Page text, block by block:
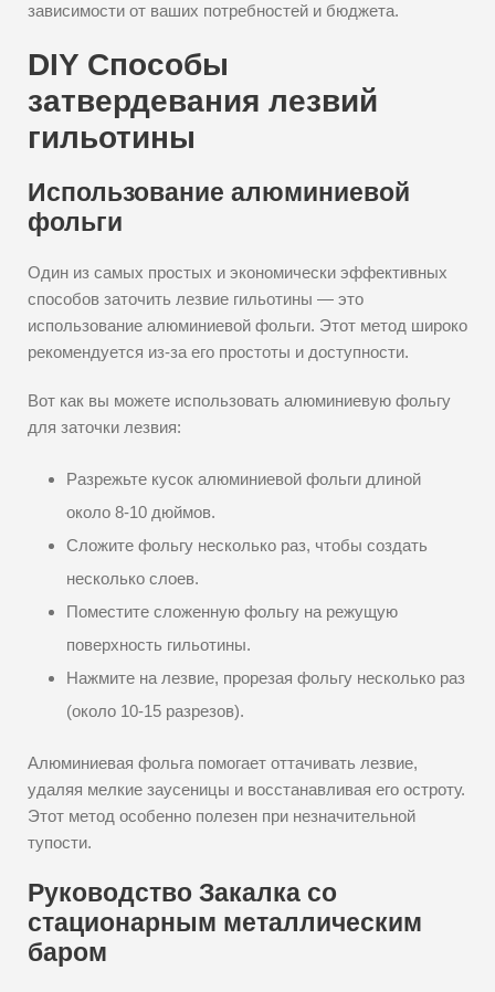
зависимости от ваших потребностей и бюджета.
DIY Способы
затвердевания лезвий
гильотины
Использование алюминиевой
фольги
Один из самых простых и экономически эффективных
способов заточить лезвие гильотины — это
использование алюминиевой фольги. Этот метод широко
рекомендуется из-за его простоты и доступности.
Вот как вы можете использовать алюминиевую фольгу
для заточки лезвия:
Разрежьте кусок алюминиевой фольги длиной
около 8-10 дюймов.
Сложите фольгу несколько раз, чтобы создать
несколько слоев.
Поместите сложенную фольгу на режущую
поверхность гильотины.
Нажмите на лезвие, прорезая фольгу несколько раз
(около 10-15 разрезов).
Алюминиевая фольга помогает оттачивать лезвие,
удаляя мелкие заусеницы и восстанавливая его остроту.
Этот метод особенно полезен при незначительной
тупости.
Руководство Закалка со
стационарным металлическим
баром